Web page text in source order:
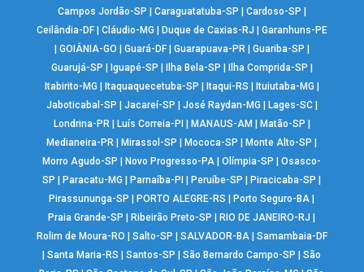
Campos Jordão-SP
Caraguatatuba-SP Cardoso-SP
Ceilândia-DF| Cláudio-MG Duque de Caxias-RJ
Garanhuns-PE
GOIÂNIA-GO Guará-DF| Guarapuava-PR| Guariba-SP
Guarujá-SP
Iguapé-SP Ilha Bela-SP Ilha Comprida-SP
Itabirito-MG
Itaquaquecetuba-SP Itaqui-RS Ituiutaba-MG
Jaboticabal-SP
Jacareí-SP José Raydan-MG Lages-SC|
Londrina-PR| Luís Correia-PI MANAUS-AM Matão-SP
Medianeira-PR
Mirassol-SP Mococa-SP Monte Alto-SP
Morro Agudo-SP
Novo Progresso-PA |Olímpia-SP |Osasco-
SP
Paracatu-MG Parnaíba-PI Peruíbe-SP Piracicaba-SP
Pirassununga-SP
PORTO ALEGRE-RS Porto Seguro-BA
Praia Grande-SP
Ribeirão Preto-SP RIO DE JANEIRO-RJ
Rolim de Moura-RO
Salto-SP SALVADOR-BA| Samambaia-DF
|Santa Maria-RS |Santos-SP |São Bernardo Campo-SP |São